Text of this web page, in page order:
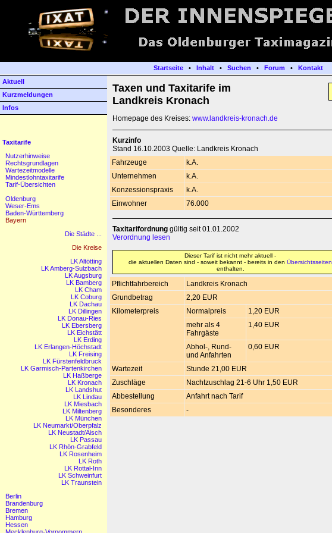
Startseite• Inhalt• Suchen • Forum •
Kontakt
Aktuell
Kurzmeldungen
Infos
Taxitarife
Nutzerhinweise
Rechtsgrundlagen
Wartezeitmodelle
Mindestlohntaxitarife
Tarif-Übersichten
Oldenburg
Weser-Ems
Baden-Württemberg
Bayern
Die Städte ...
Die Kreise
LK Altötting
LK Amberg-Sulzbach
LK Augsburg
LK Bamberg
LK Cham
LK Coburg
LK Dachau
LK Dillingen
LK Donau-Ries
LK Ebersberg
LK Eichstätt
LK Erding
LK Erlangen-Höchstadt
LK Freising
LK Fürstenfeldbruck
LK Garmisch-Partenkirchen
LK Haßberge
LK Kronach
LK Landshut
LK Lindau
LK Miesbach
LK Miltenberg
LK München
LK Neumarkt/Oberpfalz
LK Neustadt/Aisch
LK Passau
LK Rhön-Grabfeld
LK Rosenheim
LK Roth
LK Rottal-Inn
LK Schweinfurt
LK Traunstein
Berlin
Brandenburg
Bremen
Hamburg
Hessen
Taxen und Taxitarife im
Landkreis Kronach
Homepage des Kreises: www.landkreis-kronach.de
Kurzinfo
Stand 16.10.2003 Quelle: Landkreis Kronach
Fahrzeuge
k.A.
Unternehmen
k.A.
Konzessionspraxis
k.A.
Einwohner
76.000
Taxitarifordnung gültig seit 01.01.2002
Verordnung lesen
Dieser Tarif ist nicht mehr aktuell -
die aktuellen Daten sind - soweit bekannt - bereits in den Übersichtsseiten
enthalten.
Pflichtfahrbereich
Landkreis Kronach
Grundbetrag
2,20 EUR
Kilometerpreis
Normalpreis
1,20 EUR
mehr als 4
Fahrgäste
1,40 EUR
Abhol-, Rund-
und Anfahrten
0,60 EUR
Wartezeit
Stunde 21,00 EUR
Zuschläge
Nachtzuschlag 21-6 Uhr 1,50 EUR
Abbestellung
Anfahrt nach Tarif
Besonderes
-